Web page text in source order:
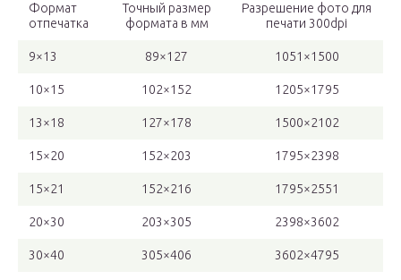
Формат
отпечатка
Точный размер
формата в мм
Разрешение фото для
печати 300dpi
9×13 89×127 1051×1500
10×15 102×152 1205×1795
13×18 127×178 1500×2102
15×20 152×203 1795×2398
15×21 152×216 1795×2551
20×30 203×305 2398×3602
30×40 305×406 3602×4795